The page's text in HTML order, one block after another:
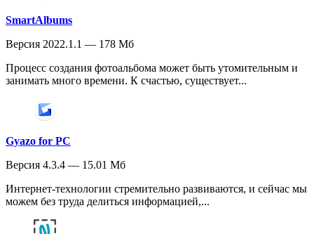
SmartAlbums
Версия 2022.1.1 — 178 Мб
Процесс создания фотоальбома может быть утомительным и
занимать много времени. К счастью, существует...
Gyazo for PC
Версия 4.3.4 — 15.01 Мб
Интернет-технологии стремительно развиваются, и сейчас мы
можем без труда делиться информацией,...